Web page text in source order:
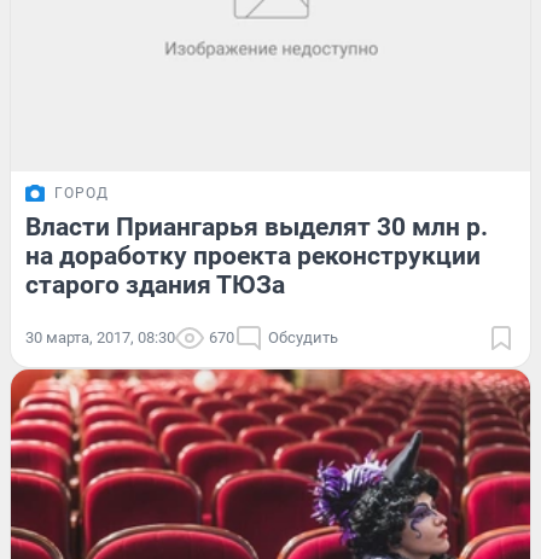
ГОРОД
Власти Приангарья выделят 30 млн р.
на доработку проекта реконструкции
старого здания ТЮЗа
30 марта, 2017, 08:30 670 Обсудить